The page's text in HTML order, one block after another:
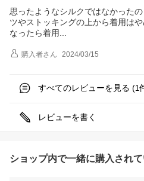
思ったようなシルクではなかった
ツやストッキングの上から着用は
なったら着用
購入者さん 2024/03/15
すべてのレビューを見る (1
レビューを書く
ショップ内で一緒に購入され